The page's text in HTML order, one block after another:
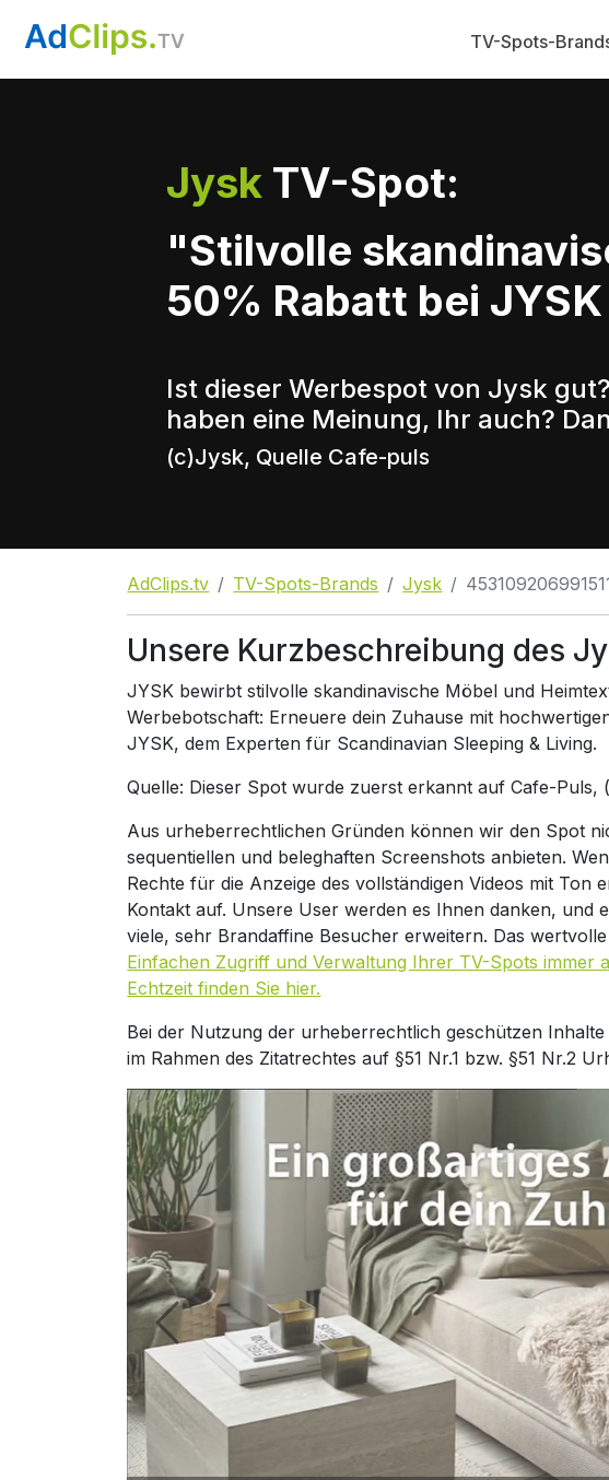
TV-Spots-
Jysk TV-Spot:
"Stilvolle
50% Rabatt bei
Ist dieser Werbespot von Jysk
haben eine Meinung, Ihr auch?
(c)Jysk, Quelle Cafe-puls
AdClips.tv TV-Spots-Brands Jysk
Unsere Kurzbeschreibung des
JYSK bewirbt stilvolle skandinavische Möbel und
Werbebotschaft: Erneuere dein Zuhause mit
JYSK, dem Experten für Scandinavian Sleeping & Living.
Quelle: Dieser Spot wurde zuerst erkannt aufCafe-Puls,
Aus urheberrechtlichen Gründen können wir den Spot
sequentiellen und beleghaften Screenshots anbieten.
Rechte für die Anzeige des vollständigen Videos mit Ton
Kontakt auf. Unsere User werden es Ihnen danken, und
viele, sehr Brandaffine Besucher erweitern. Das
Einfachen Zugriff und Verwaltung Ihrer TV-Spots immer
Echtzeit finden Sie hier.
Bei der Nutzung der urheberrechtlich geschützen
im Rahmen des Zitatrechtes auf §51 Nr.1 bzw. §51 Nr.2